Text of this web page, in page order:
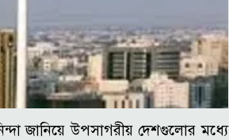
জানিয়ে উপসাগরীয় দেশগুলোর মধ্যে